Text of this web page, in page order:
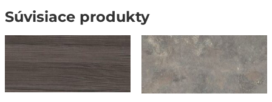
Súvisiace produkty